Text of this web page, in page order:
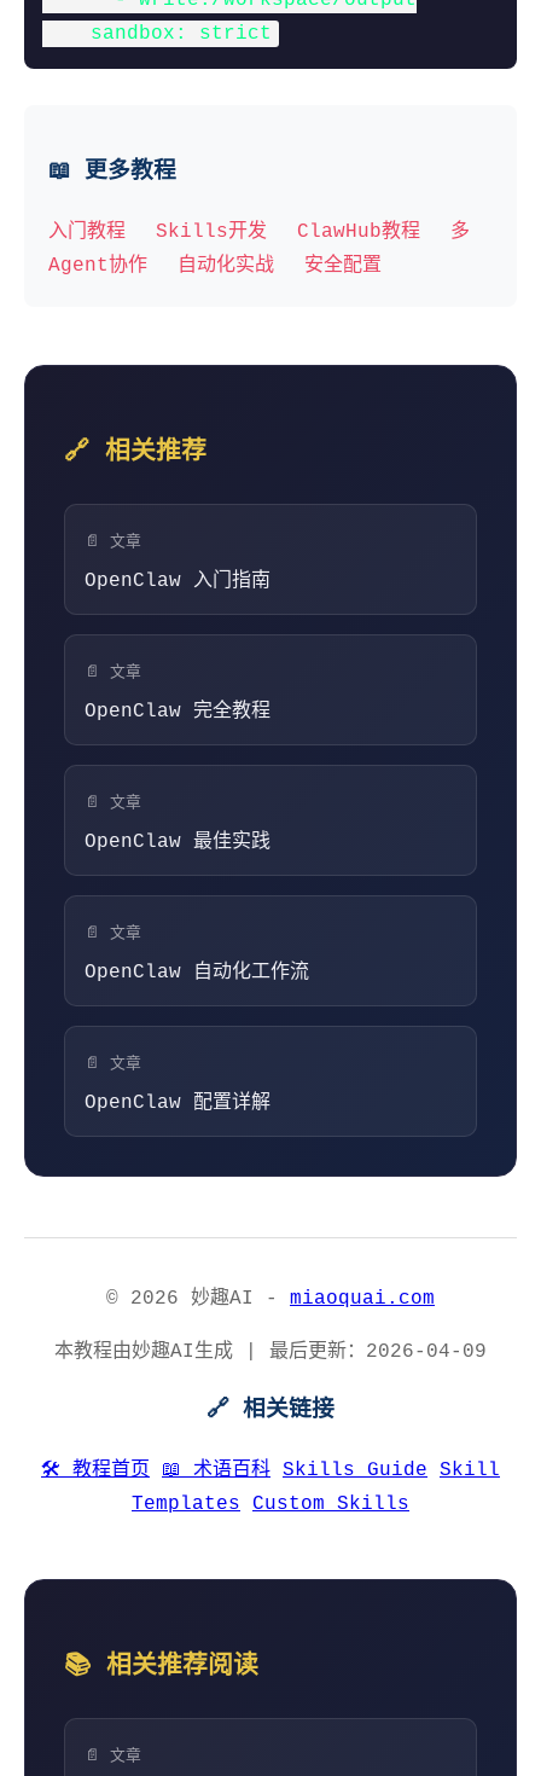
    sandbox: strict
📖 更多教程
入门教程 Skills开发 ClawHub教程
多
Agent协作
自动化实战 安全配置
🔗 相关推荐
📄 文章
OpenClaw 入门指南
📄 文章
OpenClaw 完全教程
📄 文章
OpenClaw 最佳实践
📄 文章
OpenClaw 自动化工作流
📄 文章
OpenClaw 配置详解
© 2026 妙趣AI - miaoquai.com
本教程由妙趣AI生成 | 最后更新：2026-04-09
🔗 相关链接
🛠️ 教程首页 📖 术语百科 Skills Guide
Skill
Templates
Custom Skills
📚 相关推荐阅读
📄 文章